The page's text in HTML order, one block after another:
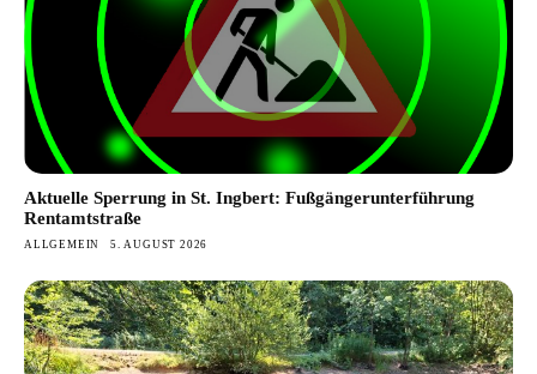
Aktuelle Sperrung in St. Ingbert: Fußgängerunterführung
Rentamtstraße
ALLGEMEIN 5. AUGUST 2026